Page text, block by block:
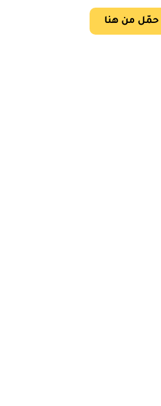
حمّل من هنا